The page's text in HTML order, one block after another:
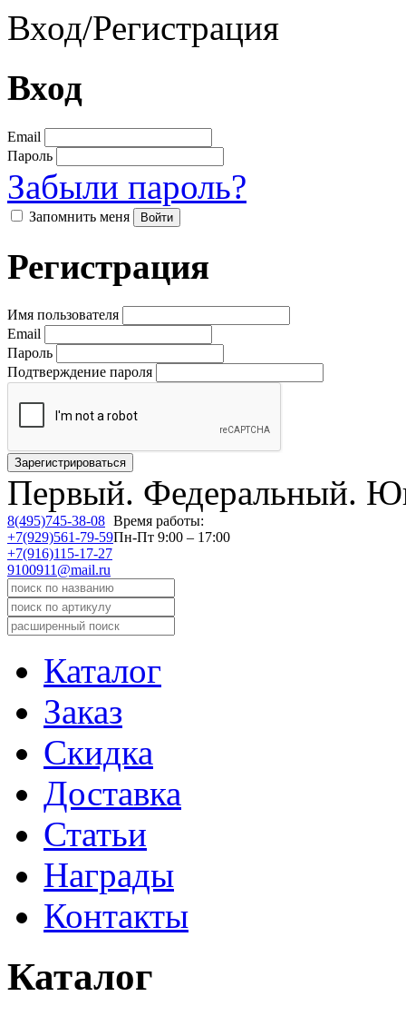
Вход/Регистрация
Вход
Email
Пароль
Забыли пароль?
Запомнить меня
Регистрация
Имя пользователя
Email
Пароль
Подтверждение пароля
Первый. Федеральный.
8(495)745-38-08
+7(929)561-79-59
+7(916)115-17-27
9100911@mail.ru
Время работы:
Пн-Пт 9:00 – 17:00
Каталог
Заказ
Скидка
Доставка
Статьи
Награды
Контакты
Каталог